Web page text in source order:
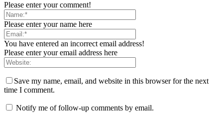
Please enter your comment!
Please enter your name here
You have entered an incorrect email address!
Please enter your email address here
Save my name, email, and website in this browser for the next
time I comment.
Notify me of follow-up comments by email.